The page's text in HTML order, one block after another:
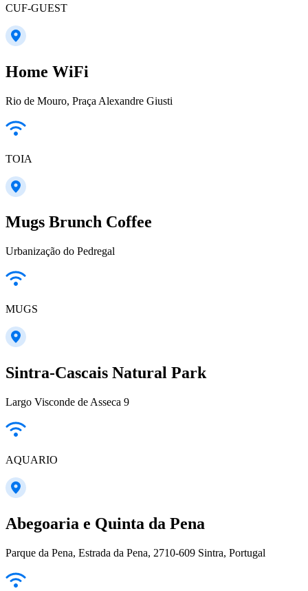
CUF-GUEST
Home WiFi
Rio de Mouro, Praça Alexandre Giusti
TOIA
Mugs Brunch Coffee
Urbanização do Pedregal
MUGS
Sintra-Cascais Natural Park
Largo Visconde de Asseca 9
AQUARIO
Abegoaria e Quinta da Pena
Parque da Pena, Estrada da Pena, 2710-609 Sintra, Portugal